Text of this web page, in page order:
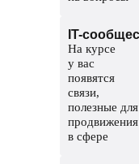
о
вопросы,
обучение
IT-
На курсе
у вас
появятся
связи,
полезные для
продвижения
в сфере